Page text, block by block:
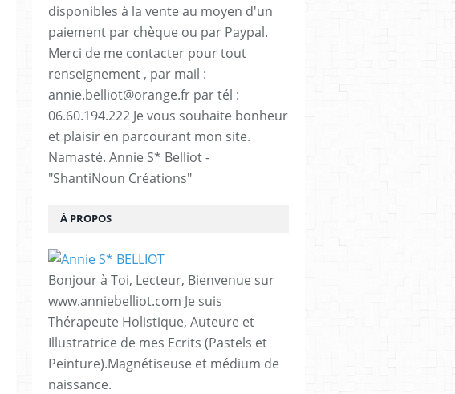
disponibles à la vente au moyen d'un
paiement par chèque ou par Paypal.
Merci de me contacter pour tout
renseignement , par mail :
annie.belliot@orange.fr par tél :
06.60.194.222 Je vous souhaite bonheur
et plaisir en parcourant mon site.
Namasté. Annie S* Belliot -
"ShantiNoun Créations"
À PROPOS
Bonjour à Toi, Lecteur, Bienvenue sur
www.anniebelliot.com Je suis
Thérapeute Holistique, Auteure et
Illustratrice de mes Ecrits (Pastels et
Peinture).Magnétiseuse et médium de
naissance.